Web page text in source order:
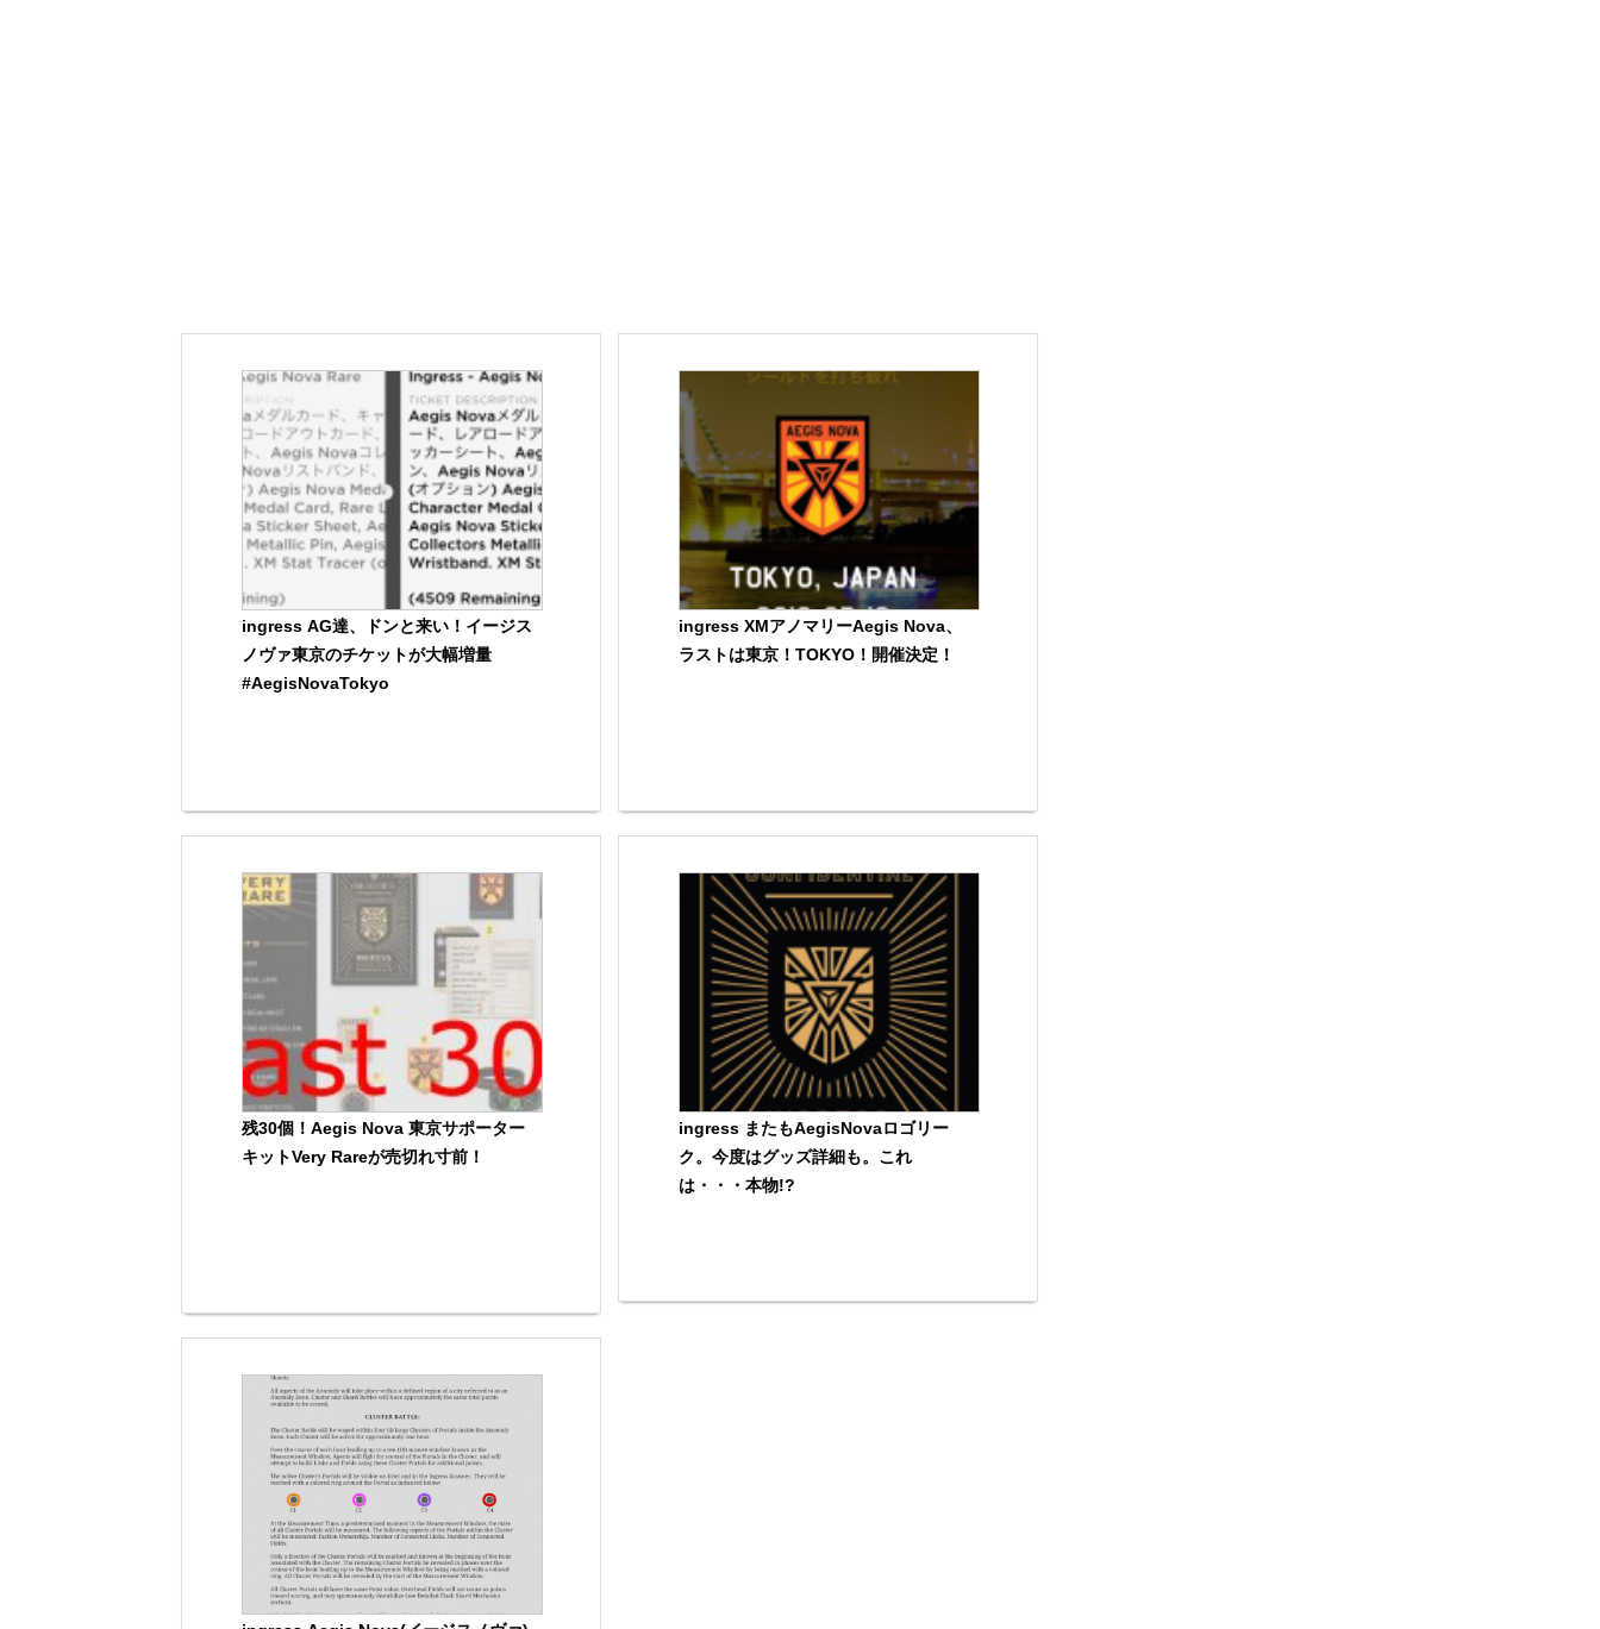
ingress AG達、ドンと来い！イージス
ノヴァ東京のチケットが大幅増量
#AegisNovaTokyo
残30個！Aegis Nova 東京サポーター
キットVery Rareが売切れ寸前！
ingress XMアノマリーAegis Nova、
ラストは東京！TOKYO！開催決定！
ingress またもAegisNovaロゴリー
ク。今度はグッズ詳細も。これ
は・・・本物!?